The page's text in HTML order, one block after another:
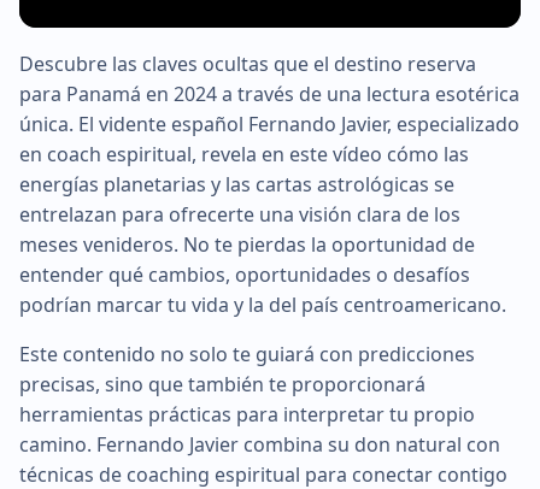
▶
Descubre las claves ocultas que el destino reserva
para Panamá en 2024 a través de una lectura esotérica
única. El vidente español Fernando Javier, especializado
en coach espiritual, revela en este vídeo cómo las
energías planetarias y las cartas astrológicas se
entrelazan para ofrecerte una visión clara de los
meses venideros. No te pierdas la oportunidad de
entender qué cambios, oportunidades o desafíos
podrían marcar tu vida y la del país centroamericano.
Este contenido no solo te guiará con predicciones
precisas, sino que también te proporcionará
herramientas prácticas para interpretar tu propio
camino. Fernando Javier combina su don natural con
técnicas de coaching espiritual para conectar contigo